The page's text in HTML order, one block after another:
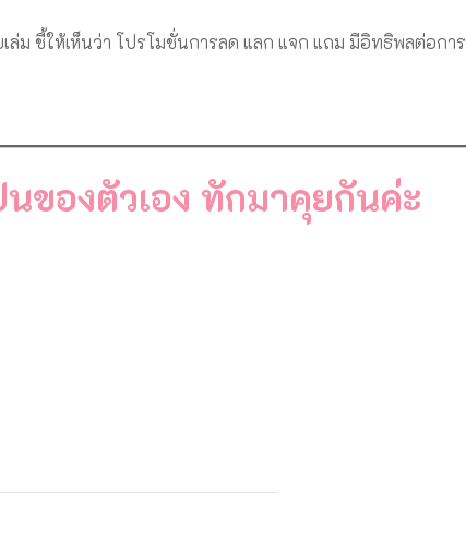
ล่ม ชี้ให้เห็นว่า โปรโมชั่นการลด แลก แจก แถม มีอิทธิพลต่อการ
ของตัวเอง ทักมาคุยกันค่ะ